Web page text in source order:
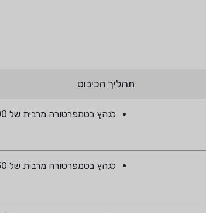
תהליך הכיבוס
לגהץ בטמפרטורה מרבית של °200 צ'
לגהץ בטמפרטורה מרבית של °150 צ'